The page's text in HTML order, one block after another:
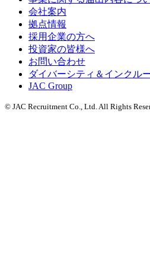
会社案内
拠点情報
採用企業の方へ
投資家の皆様へ
お問い合わせ
ダイバーシティ＆インクル
JAC Group
© JAC Recruitment Co., Ltd. All Rights